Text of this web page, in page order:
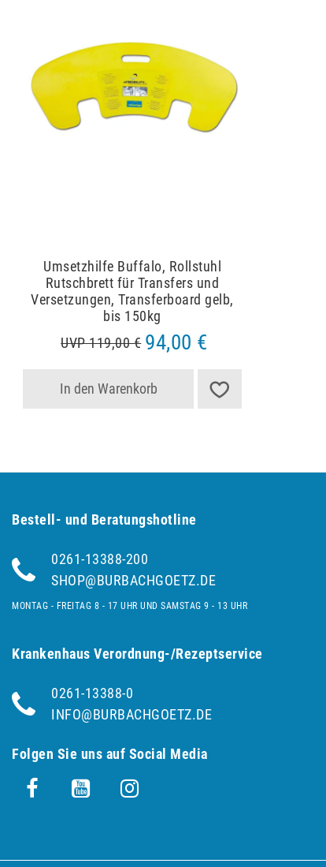
Umsetzhilfe Buffalo, Rollstuhl
Rutschbrett für Transfers und
Versetzungen, Transferboard gelb,
bis 150kg
UVP 119,00 € 94,00 €
In den Warenkorb
Bestell- und Be­ra­tungs­hot­line
0261-13388-200
SHOP@BURBACHGOETZ.DE
MONTAG - FREITAG 8 - 17 UHR UND SAMSTAG 9 - 13 UHR
Krankenhaus Verordnung-/Rezeptservice
0261-13388-0
INFO@BURBACHGOETZ.DE
Folgen Sie uns auf Social Media